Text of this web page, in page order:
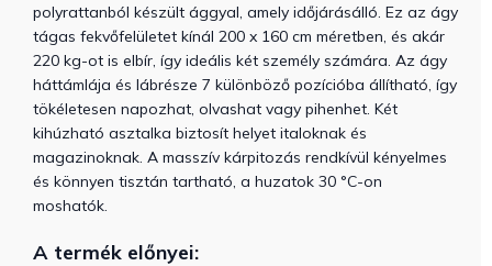
polyrattanból készült ággyal, amely időjárásálló. Ez az ágy
tágas fekvőfelületet kínál 200 x 160 cm méretben, és akár
220 kg-ot is elbír, így ideális két személy számára. Az ágy
háttámlája és lábrésze 7 különböző pozícióba állítható, így
tökéletesen napozhat, olvashat vagy pihenhet. Két
kihúzható asztalka biztosít helyet italoknak és
magazinoknak. A masszív kárpitozás rendkívül kényelmes
és könnyen tisztán tartható, a huzatok 30 °C-on
moshatók.
A termék előnyei: